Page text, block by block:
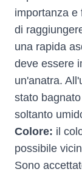
importanza e
di
una rapida
deve essere
un'anatra.
stato
soltanto
Colore: il
possibile
Sono